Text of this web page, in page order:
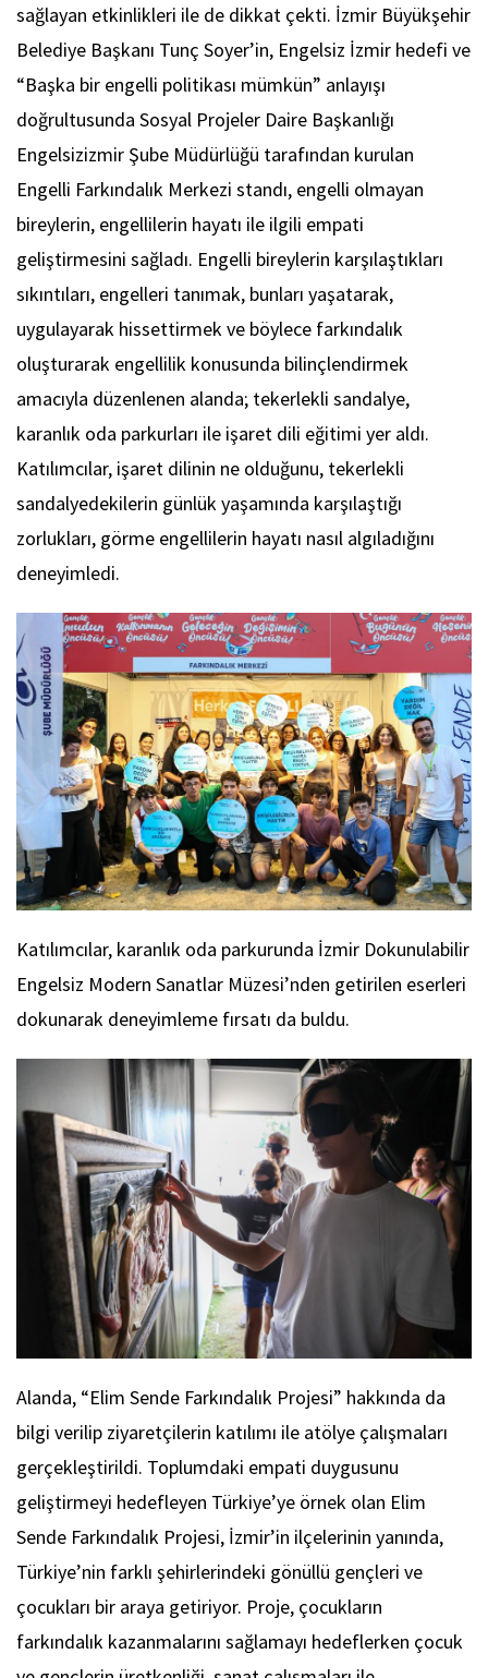
sağlayan etkinlikleri ile de dikkat çekti. İzmir Büyükşehir
Belediye Başkanı Tunç Soyer’in, Engelsiz İzmir hedefi ve
“Başka bir engelli politikası mümkün” anlayışı
doğrultusunda Sosyal Projeler Daire Başkanlığı
Engelsizizmir Şube Müdürlüğü tarafından kurulan
Engelli Farkındalık Merkezi standı, engelli olmayan
bireylerin, engellilerin hayatı ile ilgili empati
geliştirmesini sağladı. Engelli bireylerin karşılaştıkları
sıkıntıları, engelleri tanımak, bunları yaşatarak,
uygulayarak hissettirmek ve böylece farkındalık
oluşturarak engellilik konusunda bilinçlendirmek
amacıyla düzenlenen alanda; tekerlekli sandalye,
karanlık oda parkurları ile işaret dili eğitimi yer aldı.
Katılımcılar, işaret dilinin ne olduğunu, tekerlekli
sandalyedekilerin günlük yaşamında karşılaştığı
zorlukları, görme engellilerin hayatı nasıl algıladığını
deneyimledi.
Katılımcılar, karanlık oda parkurunda İzmir Dokunulabilir
Engelsiz Modern Sanatlar Müzesi’nden getirilen eserleri
dokunarak deneyimleme fırsatı da buldu.
Alanda, “Elim Sende Farkındalık Projesi” hakkında da
bilgi verilip ziyaretçilerin katılımı ile atölye çalışmaları
gerçekleştirildi. Toplumdaki empati duygusunu
geliştirmeyi hedefleyen Türkiye’ye örnek olan Elim
Sende Farkındalık Projesi, İzmir’in ilçelerinin yanında,
Türkiye’nin farklı şehirlerindeki gönüllü gençleri ve
çocukları bir araya getiriyor. Proje, çocukların
farkındalık kazanmalarını sağlamayı hedeflerken çocuk